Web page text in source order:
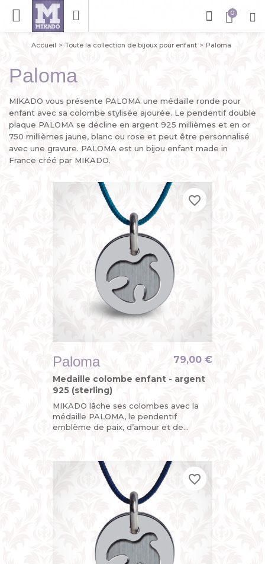
Accueil Toute la collection de bijoux pour enfant Paloma
Paloma
MIKADO vous présente PALOMA une médaille ronde pour
enfant avec sa colombe stylisée ajourée. Le pendentif double
plaque PALOMA se décline en argent 925 millièmes et en or
750 millièmes jaune, blanc ou rose et peut être personnalisé
avec une gravure. PALOMA est un bijou enfant made in
France créé par MIKADO.
Paloma
Medaille colombe enfant - argent
925 (sterling)
MIKADO lâche ses colombes avec la
médaille PALOMA, le pendentif
emblème de paix, d’amour et de
79,00 €
favorite_border
favorite_border
favorite_border
favorite_border
favorite_border
favorite_border